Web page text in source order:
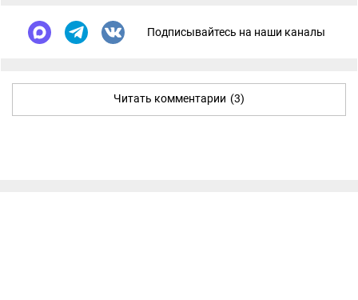
Подписывайтесь на наши каналы
Читать комментарии (3)